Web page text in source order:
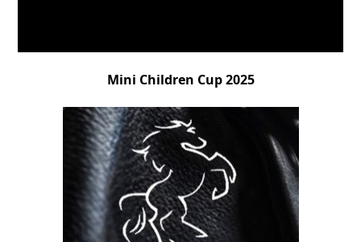
Mini Children Cup 2025